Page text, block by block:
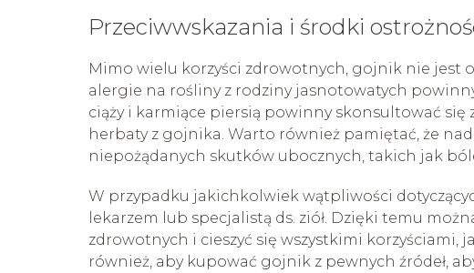
Przeciwwskazania i środki
Mimo wielu korzyści zdrowotnych, gojnik nie jest
alergie na rośliny z rodziny jasnotowatych
ciąży i karmiące piersią powinny skonsultować
herbaty z gojnika. Warto również pamiętać, że
niepożądanych skutków ubocznych, takich jak
W przypadku jakichkolwiek wątpliwości
lekarzem lub specjalistą ds. ziół. Dzięki temu
zdrowotnych i cieszyć się wszystkimi korzyściami,
również, aby kupować gojnik z pewnych źródeł,